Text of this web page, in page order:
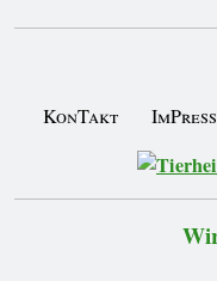
KonTakt